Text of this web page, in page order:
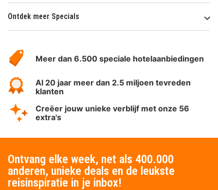
Ontdek meer Specials
HotelSpecials
Meer dan 6.500 speciale hotelaanbiedingen
Al 20 jaar meer dan 2.5 miljoen tevreden
klanten
Creëer jouw unieke verblijf met onze 56
extra's
Ontvang elke week, net als 400.000
anderen, unieke deals en de leukste
reisinspiratie in je inbox!